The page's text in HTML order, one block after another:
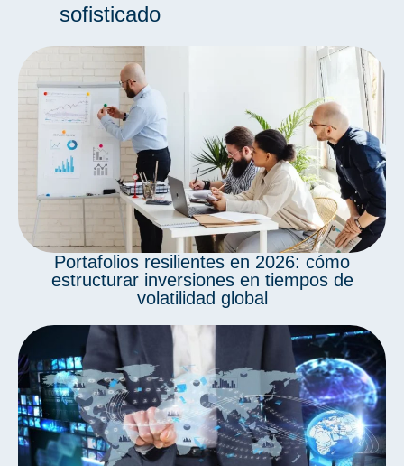
sofisticado
Portafolios resilientes en 2026: cómo
estructurar inversiones en tiempos de
volatilidad global